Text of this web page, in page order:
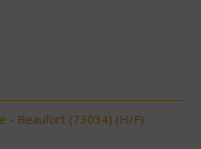
- Beaufort (73034) (H/F)